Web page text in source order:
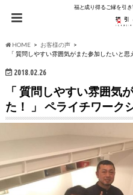
福と成り得るご縁を引
HOME
お客様の声
「 質問しやすい雰囲気がまた参加したいと
2018.02.26
「 質問しやすい雰囲気
た！ 」 ペライチワーク